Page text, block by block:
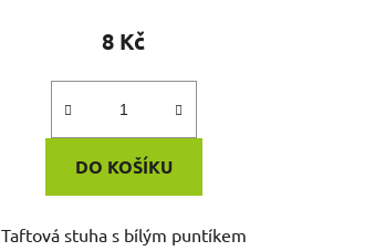
8 Kč
DO KOŠÍKU
Taftová stuha s bílým puntíkem